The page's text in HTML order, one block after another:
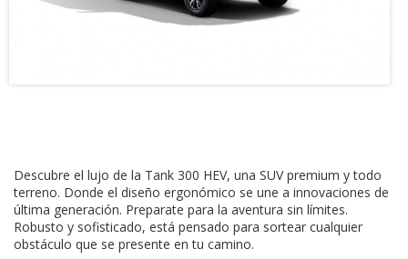
Descubre el lujo de la Tank 300 HEV, una SUV premium y todo
terreno. Donde el diseño ergonómico se une a innovaciones de
última generación. Preparate para la aventura sin límites.
Robusto y sofisticado, está pensado para sortear cualquier
obstáculo que se presente en tu camino.